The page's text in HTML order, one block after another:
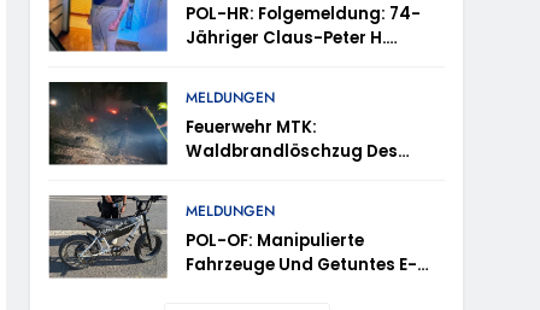
Und Taunusstein-Seitzenhahn –
Erbeten Und Wer Hat Den Fahrraddieb
POL-HR: Folgemeldung: 74-
Jähriger Claus-Peter H.
Veröffentlichung Eines Fotos
MELDUNGEN
Feuerwehr MTK:
Waldbrandlöschzug Des
Unterstützt Bei Waldbrand Im
Rheingau-Taunus-Kreis –
Rund 45 Einsatzkräfte
Sicherten In Schwierigem
MELDUNGEN
POL-OF: Manipulierte
Fahrzeuge Und Getuntes E-